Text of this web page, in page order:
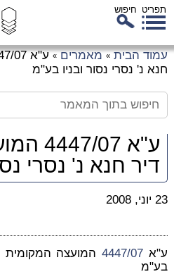
תפריט חיפוש
עמוד הבית » מאמרים »
חנא נ' נסרי נסור ובניו בע"מ
ע"א
דיר חנא נ' נסרי
23 יוני, 2008
ע"א 4447/07המועצה המקומית
בע"מ